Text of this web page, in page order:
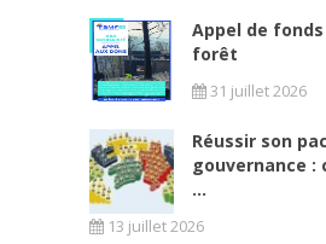
Appel de
forêt
31 juillet 2026
Réussir son
gouvernance :
...
13 juillet 2026